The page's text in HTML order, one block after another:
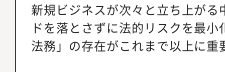
新規ビジネスが次々と立ち上が
ドを落とさずに法的リスクを最
法務」の存在がこれまで以上に